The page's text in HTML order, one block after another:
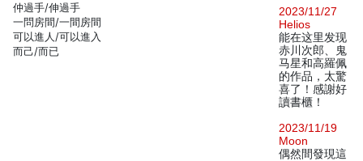
仲過手/伸過手
一問房間/一間房間
可以進人/可以進入
而己/而已
2023/11/27
Helios
能在这里发现
赤川次郎、鬼
马星和高羅佩
的作品，太驚
喜了！感謝好
讀書櫃！
2023/11/19
Moon
偶然間發現這